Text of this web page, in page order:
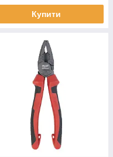
Купити